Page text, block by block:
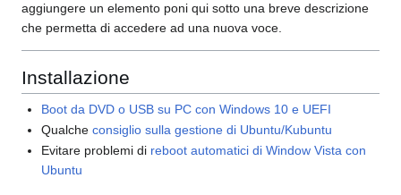
aggiungere un elemento poni qui sotto una breve descrizione
che permetta di accedere ad una nuova voce.
Installazione
Boot da DVD o USB su PC con Windows 10 e UEFI
Qualcheconsiglio sulla gestione di Ubuntu/Kubuntu
Evitare problemi di reboot automatici di Window Vista con
Ubuntu